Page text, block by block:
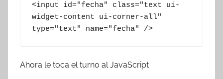
<input id="fecha" class="text ui-
widget-content ui-corner-all"
type="text" name="fecha" />
Ahora le toca el turno al JavaScript